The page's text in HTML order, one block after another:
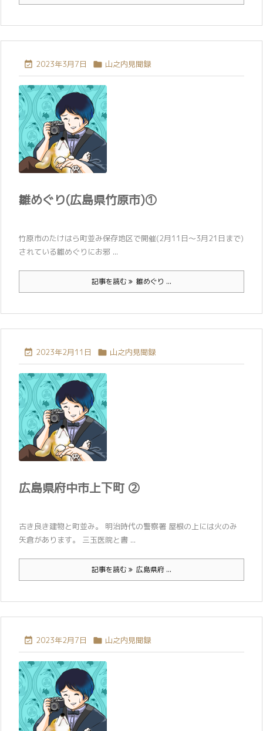
 2023年3月7日  山之内見聞録
雛めぐり(広島県竹原市)①
竹原市のたけはら町並み保存地区で開催(2月11日～3月21日まで)
されている雛めぐりにお邪 ...
記事を読む 雛めぐり ...
 2023年2月11日  山之内見聞録
広島県府中市上下町 ②
古き良き建物と町並み。 明治時代の警察署 屋根の上には火のみ
矢倉があります。 三玉医院と書 ...
記事を読む 広島県府 ...
 2023年2月7日  山之内見聞録